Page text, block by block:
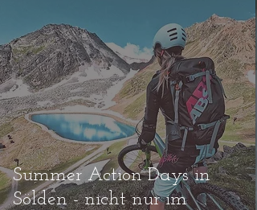
Summer Action Days in
Sölden - nicht nur im